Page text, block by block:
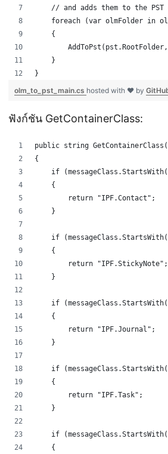
// and adds them to the PST
foreach (var olmFolder in
    {
    }
}
olm_to_pst_main.cs hosted with ❤ by
ฟังก์ชัน GetContainerClass:
public string
{
if
    {
        return "IPF.Contact";
    }
if
    {
        return "IPF.StickyNote";
    }
if
    {
        return "IPF.Journal";
    }
if
    {
        return "IPF.Task";
    }
if
    {